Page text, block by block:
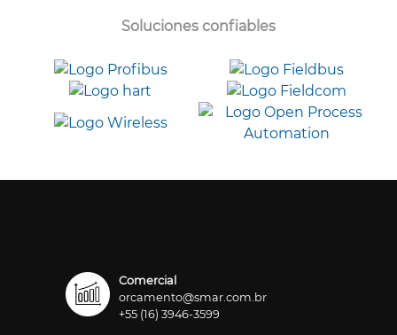
Soluciones confiables
Comercial
orcamento@smar.com.br
+55 (16) 3946-3599